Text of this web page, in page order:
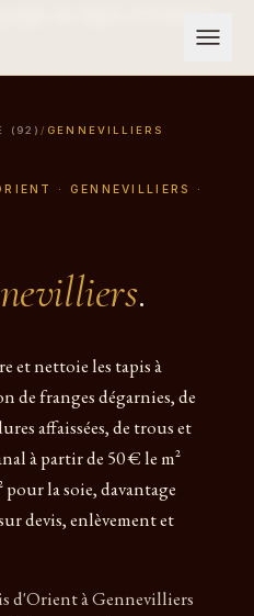
(92) / GENNEVILLIERS
· GENNEVILLIERS ·
.
et nettoie les tapis à
de franges dégarnies, de
affaissées, de trous et
à partir de 50 € le m²
la soie, davantage
devis, enlèvement et
d'Orient à Gennevilliers